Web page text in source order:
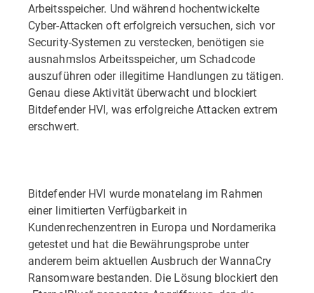
Arbeitsspeicher. Und während hochentwickelte
Cyber-Attacken oft erfolgreich versuchen, sich vor
Security-Systemen zu verstecken, benötigen sie
ausnahmslos Arbeitsspeicher, um Schadcode
auszuführen oder illegitime Handlungen zu tätigen.
Genau diese Aktivität überwacht und blockiert
Bitdefender HVI, was erfolgreiche Attacken extrem
erschwert.
Bitdefender HVI wurde monatelang im Rahmen
einer limitierten Verfügbarkeit in
Kundenrechenzentren in Europa und Nordamerika
getestet und hat die Bewährungsprobe unter
anderem beim aktuellen Ausbruch der WannaCry
Ransomware bestanden. Die Lösung blockiert den